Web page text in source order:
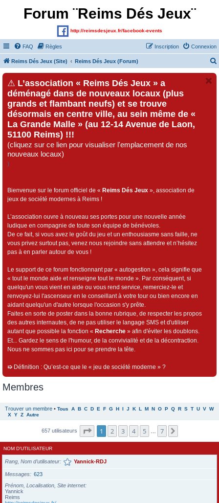
Forum ¨Reims Dés Jeux¨
http://reimsdesjeux.fr/facebook-events
FAQ Règles Connexion
Inscription
Reims Dés Jeux (Site) Reims Dés Jeux (Forum)
⚠ L’association « Reims Dés Jeux » a
déménagé dans de nouveaux locaux (plus
grands et flambant neufs) et se trouve
désormais en centre ville, au sein même de «
La Grande Malle » (au 12-14 Avenue de Laon,
51100 Reims) !!!
(cliquez sur ce lien pour visualiser l'emplacement de nos
nouveaux locaux)
)
Bienvenue sur le forum officiel de « Reims Dés Jeux », association de
jeux de société modernes à Reims !
L’association ouvre à nouveau ses portes pour une nouvelle année
ludique en compagnie de toute son équipe de bénévoles.
De ce fait, si vous avez le goût du jeu et un enthousiasme sans faille, ne
vous privez surtout pas, venez nous rejoindre sans attendre et n’hésitez
pas à en parler autour de vous !
Le support de ce forum fonctionnant par « autogestion », cela signifie que
« tout le monde aide et renseigne tout le monde ». Par conséquent, si
quelqu'un vous vient en aide ou vous rend service, remerciez-le et
renvoyez-lui l'ascenseur en le conseillant à votre tour ou bien encore en
aidant quelqu'un d'autre lorsque l'occasion s'y prête.
Faites en sorte de poster dans la bonne rubrique, de respecter les propos
des autres internautes, de ne pas utiliser le langage SMS et d'utiliser
autant que possible la fonction « Recherche » afin d'éviter les doublons.
Et... Gardez le sens de l'humour, de la convivialité et de la décontraction.
Nous ne sommes pas ici pour se prendre la tête.
➯ Définition : Qu’est-ce que le « jeu de société moderne » ?
Membres
Trouver un membre • Tous A B C D E F G H I J K L M N O P Q R S T U V W
X Y Z Autre
657 utilisateurs Page sur7
1 2 3 4 5 7
NOM D’UTILISATEUR
Rang, Nom d’utilisateur Yannick-RDJ
Messages
623
Prénom, Localisation, Site internet
Yannick
Reims